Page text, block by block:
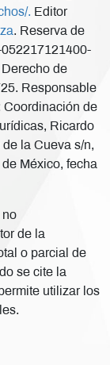
. Editor
. Reserva de
de
Responsable
Coordinación de
Ricardo
la Cueva s/n,
México, fecha
no
de la
o parcial de
se cite la
utilizar los